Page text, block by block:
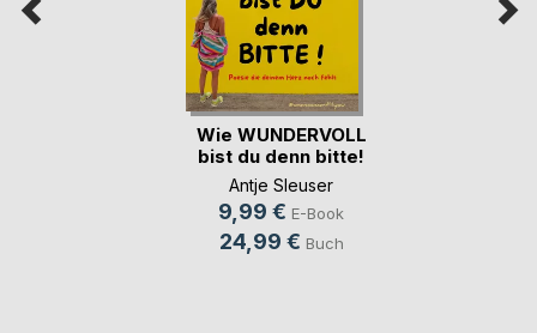
Wie WUNDERVOLL
bist du denn bitte!
Antje Sleuser
9,99 € E-Book
24,99 € Buch